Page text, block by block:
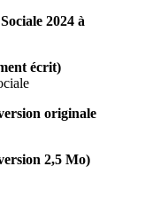
2024 à
écrit)
originale
2,5 Mo)